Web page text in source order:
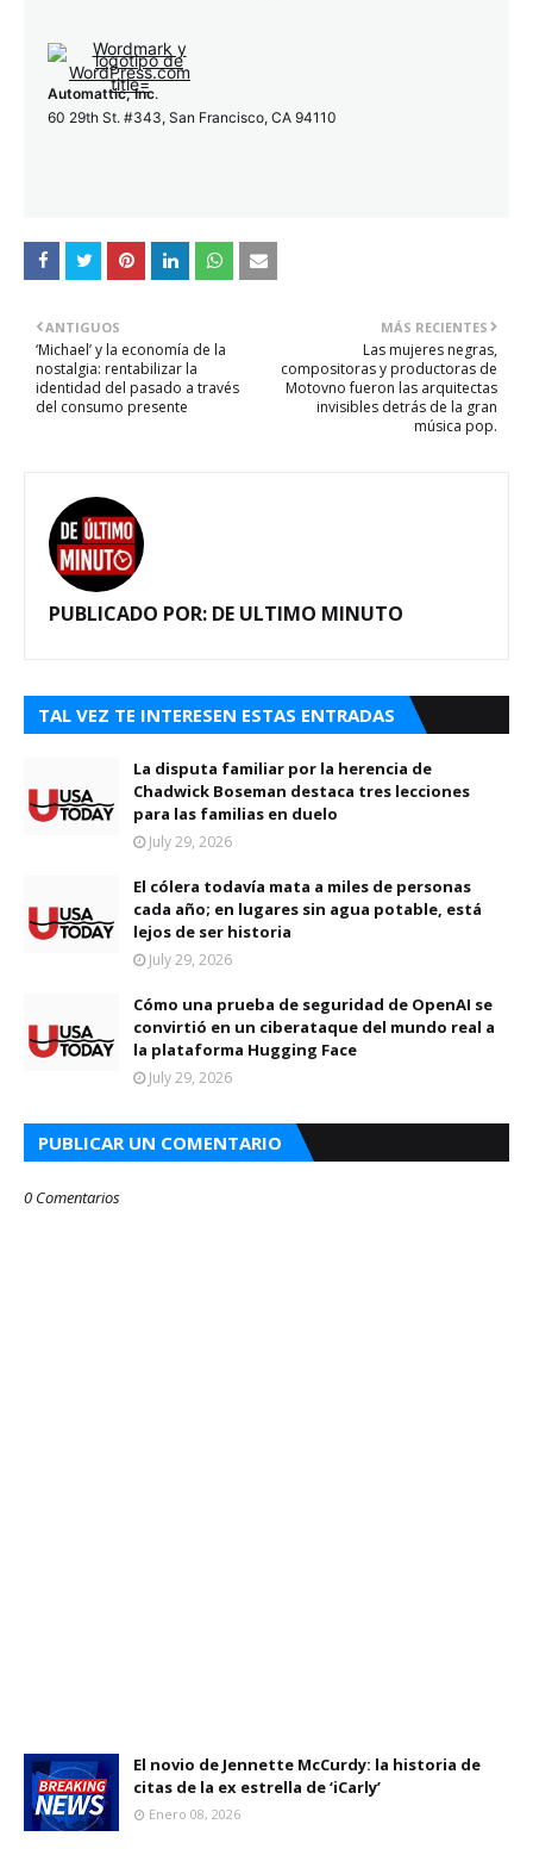
Automattic, Inc.
60 29th St. #343, San Francisco, CA 94110
MÁS RECIENTES
Las mujeres negras,
compositoras y productoras de
Motovno fueron las arquitectas
invisibles detrás de la gran
música pop.
ANTIGUOS
‘Michael’ y la economía de la
nostalgia: rentabilizar la
identidad del pasado a través
del consumo presente
PUBLICADO POR: DE ULTIMO MINUTO
TAL VEZ TE INTERESEN ESTAS ENTRADAS
La disputa familiar por la herencia de
Chadwick Boseman destaca tres lecciones
para las familias en duelo
July 29, 2026
El cólera todavía mata a miles de personas
cada año; en lugares sin agua potable, está
lejos de ser historia
July 29, 2026
Cómo una prueba de seguridad de OpenAI se
convirtió en un ciberataque del mundo real a
la plataforma Hugging Face
July 29, 2026
PUBLICAR UN COMENTARIO
0 Comentarios
El novio de Jennette McCurdy: la historia de
citas de la ex estrella de ‘iCarly’
Enero 08, 2026